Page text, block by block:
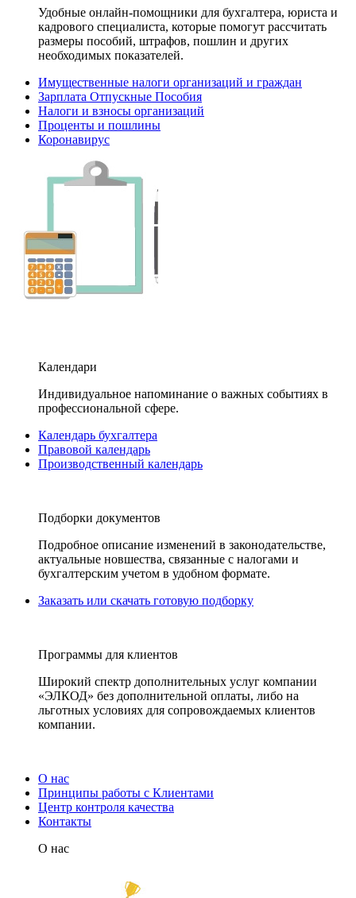
Удобные онлайн-помощники для бухгалтера, юриста и
кадрового специалиста, которые помогут рассчитать
размеры пособий, штрафов, пошлин и других
необходимых показателей.
Имущественные налоги организаций и граждан
Зарплата Отпускные Пособия
Налоги и взносы организаций
Проценты и пошлины
Коронавирус
Календари
Индивидуальное напоминание о важных событиях в
профессиональной сфере.
Календарь бухгалтера
Правовой календарь
Производственный календарь
Подборки документов
Подробное описание изменений в законодательстве,
актуальные новшества, связанные с налогами и
бухгалтерским учетом в удобном формате.
Заказать или скачать готовую подборку
Программы для клиентов
Широкий спектр дополнительных услуг компании
«ЭЛКОД» без дополнительной оплаты, либо на
льготных условиях для сопровождаемых клиентов
компании.
О нас
Принципы работы с Клиентами
Центр контроля качества
Контакты
О нас